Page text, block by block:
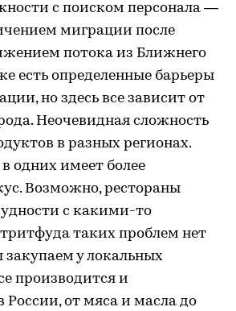
с поиском персонала —
миграции после
потока из Ближнего
есть определенные барьеры
но здесь все зависит от
Неочевидная сложность
в разных регионах.
одних имеет более
Возможно, рестораны
с какими-то
таких проблем нет
у локальных
производится и
России, от мяса и масла до